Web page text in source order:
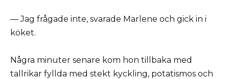
— Jag frågade inte, svarade Marlene och gick in i
köket.
Några minuter senare kom hon tillbaka med
tallrikar fyllda med stekt kyckling, potatismos och